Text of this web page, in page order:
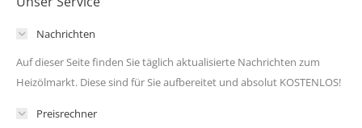
Nachrichten
Auf dieser Seite finden Sie täglich aktualisierte Nachrichten zum
Heizölmarkt. Diese sind für Sie aufbereitet und absolut KOSTENLOS!
Preisrechner